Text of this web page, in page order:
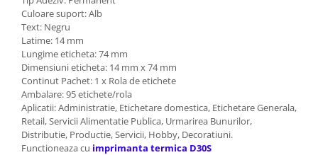
Culoare suport: Alb
Text: Negru
Latime: 14 mm
Lungime eticheta: 74 mm
Dimensiuni eticheta: 14 mm x 74 mm
Continut Pachet: 1 x Rola de etichete
Ambalare: 95 etichete/rola
Aplicatii: Administratie, Etichetare domestica, Etichetare Generala,
Retail, Servicii Alimentatie Publica, Urmarirea Bunurilor,
Distributie, Productie, Servicii, Hobby, Decoratiuni.
Functioneaza cu imprimanta termica D30S